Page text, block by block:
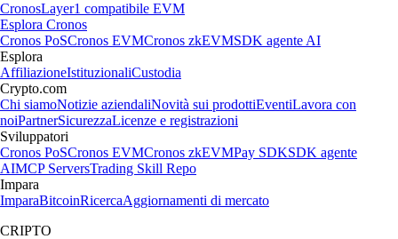
CronosLayer1 compatibile EVM
Esplora Cronos
Cronos PoSCronos EVMCronos zkEVMSDK agente AI
Esplora
AffiliazioneIstituzionaliCustodia
Crypto.com
Chi siamoNotizie aziendaliNovità sui prodottiEventiLavora con
noiPartnerSicurezzaLicenze e registrazioni
Sviluppatori
Cronos PoSCronos EVMCronos zkEVMPay SDKSDK agente
AIMCP ServersTrading Skill Repo
Impara
ImparaBitcoinRicercaAggiornamenti di mercato
CRIPTO